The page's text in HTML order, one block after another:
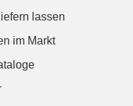
lassen
im Markt